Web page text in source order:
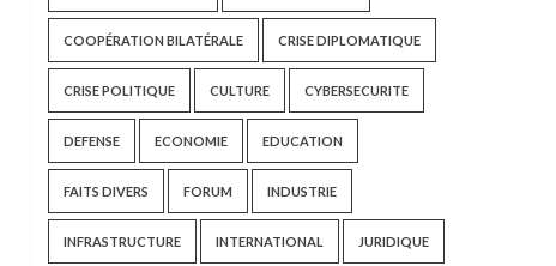
COOPÉRATION BILATÉRALE CRISE DIPLOMATIQUE
CRISE POLITIQUE CULTURE CYBERSECURITE
DEFENSE ECONOMIE EDUCATION
FAITS DIVERS FORUM INDUSTRIE
INFRASTRUCTURE INTERNATIONAL JURIDIQUE